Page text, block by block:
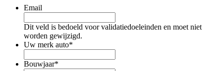
Email
Dit veld is bedoeld voor validatiedoeleinden en moet niet
worden gewijzigd.
Uw merk auto*
Bouwjaar*